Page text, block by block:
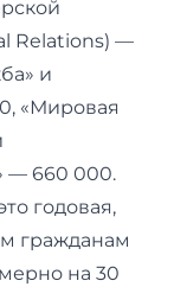
Relations) —
и
«Мировая
— 660 000.
годовая,
гражданам
на 30